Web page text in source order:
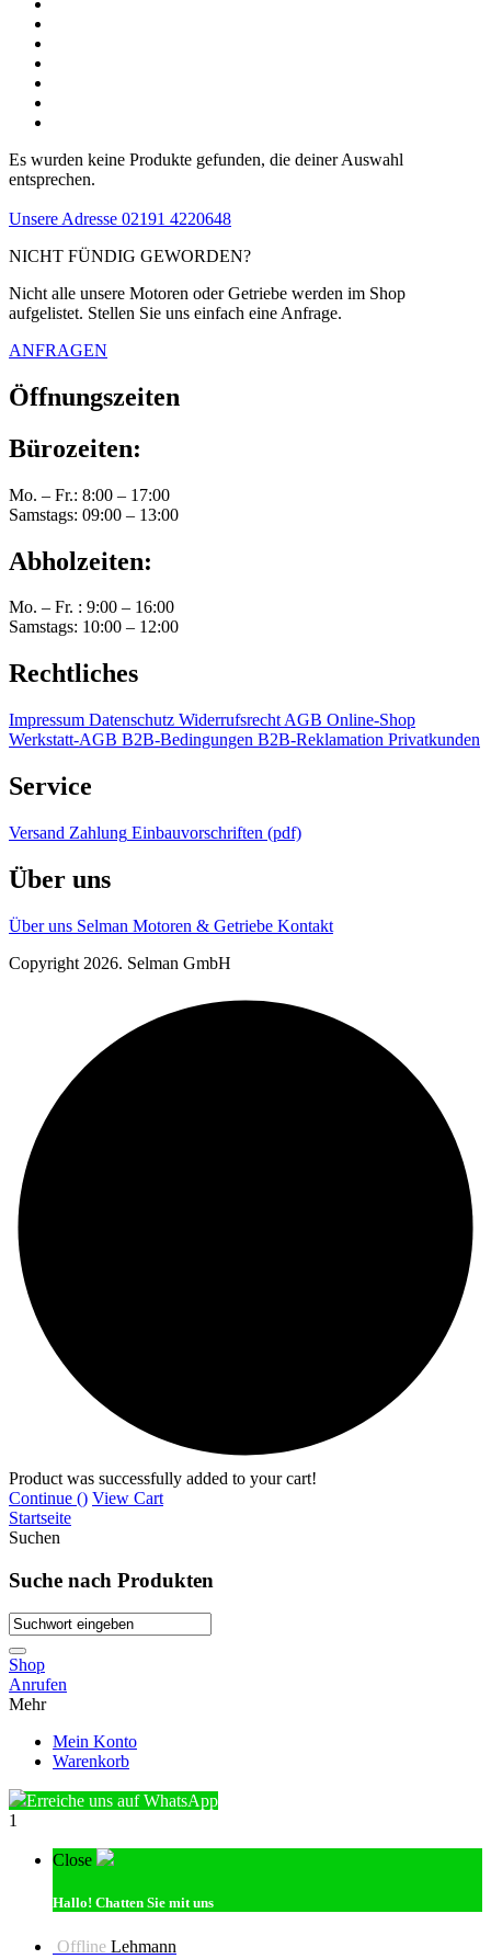
Es wurden keine Produkte gefunden, die deiner Auswahl
entsprechen.
Unsere Adresse 02191 4220648
NICHT FÜNDIG GEWORDEN?
Nicht alle unsere Motoren oder Getriebe werden im Shop
aufgelistet. Stellen Sie uns einfach eine Anfrage.
ANFRAGEN
Öffnungszeiten
Bürozeiten:
Mo. – Fr.: 8:00 – 17:00
Samstags: 09:00 – 13:00
Abholzeiten:
Mo. – Fr. : 9:00 – 16:00
Samstags: 10:00 – 12:00
Rechtliches
Impressum Datenschutz Widerrufsrecht AGB Online-Shop
Werkstatt-AGB B2B-Bedingungen B2B-Reklamation Privatkunden
Service
Versand Zahlung Einbauvorschriften (pdf)
Über uns
Über uns Selman Motoren & Getriebe Kontakt
Copyright 2026. Selman GmbH
Product was successfully added to your cart!
Continue () View Cart
Startseite
Suchen
Suche nach Produkten
Shop
Anrufen
Mehr
Mein Konto
Warenkorb
Erreiche uns auf WhatsApp
1
Close
Hallo! Chatten Sie mit uns
Offline Lehmann